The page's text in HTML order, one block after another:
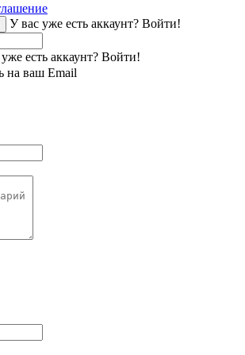
У вас уже есть аккаунт? Войти!
есть аккаунт? Войти!
ваш Email